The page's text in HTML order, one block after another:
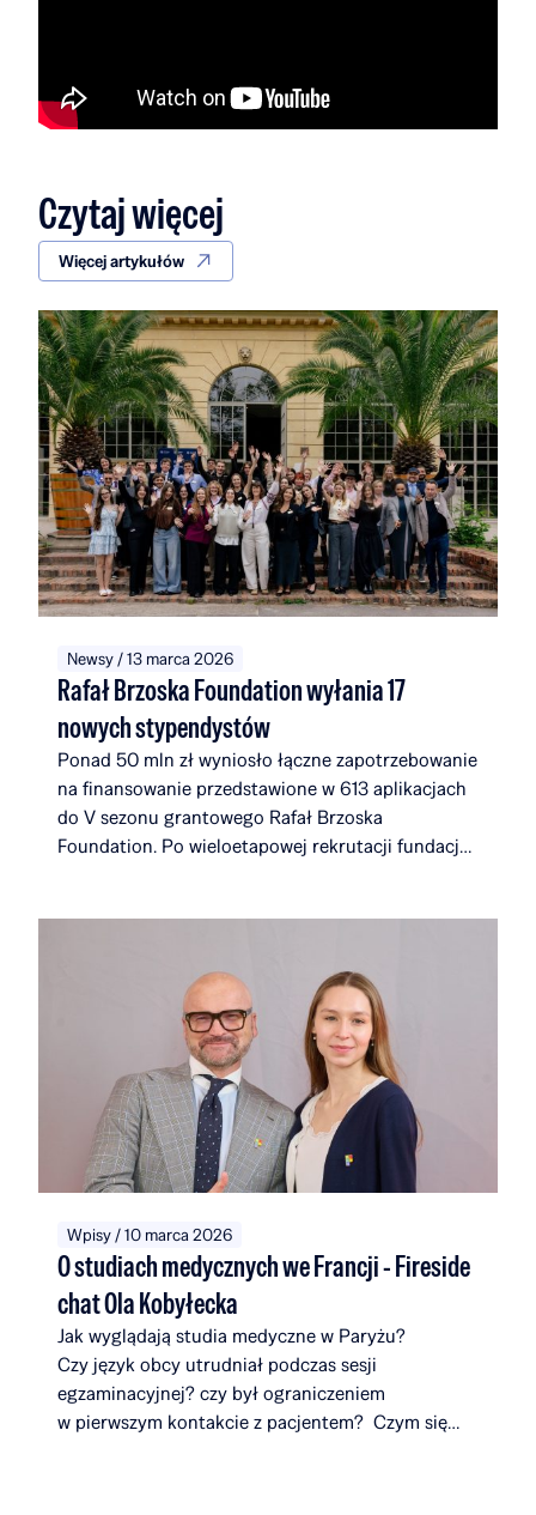
Czytaj więcej
Więcej artykułów
Newsy / 13 marca 2026
Rafał Brzoska Foundation wyłania 17
nowych stypendystów
Ponad 50 mln zł wyniosło łączne zapotrzebowanie
na finansowanie przedstawione w 613 aplikacjach
do V sezonu grantowego Rafał Brzoska
Foundation. Po wieloetapowej rekrutacji fundacja
świecie. W ciągu pięciu edycji Rafał Brzoska
Foundation przeznaczyło na edukację i rozwój
talentów ponad 22 mln zł. Fundusze w 100%
pochodzą z inicjatywy TOP CHARITY, której
organizatorami są Omenaa Mensah i Rafał Brzoska
angażując przedstawicieli biznesu, kultury i sztuki
z całego świata.
Wpisy / 10 marca 2026
O studiach medycznych we Francji - Fireside
chat Ola Kobyłecka
Jak wyglądają studia medyczne w Paryżu?
Czy język obcy utrudniał podczas sesji
egzaminacyjnej? czy był ograniczeniem
w pierwszym kontakcie z pacjentem? Czym się